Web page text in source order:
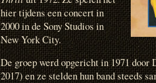
hier tijdens een concert in
2000 in de Sony Studios in
New York City.
De groep werd opgericht in 1971
2017) en ze stelden hun band steeds